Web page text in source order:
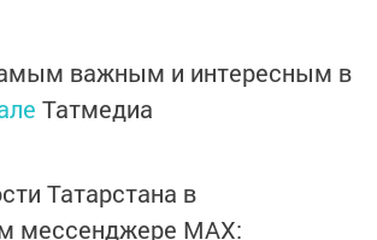
важным и интересным в
Татмедиа
Татарстана в
мессенджере MАХ: